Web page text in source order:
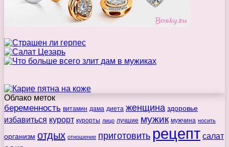
Облако меток
беременность витамин дама диета женщина здоровье
избавиться курорт курорты лицо лучшие мужик мужчина носить
организм отдых отношение приготовить рецепт салат